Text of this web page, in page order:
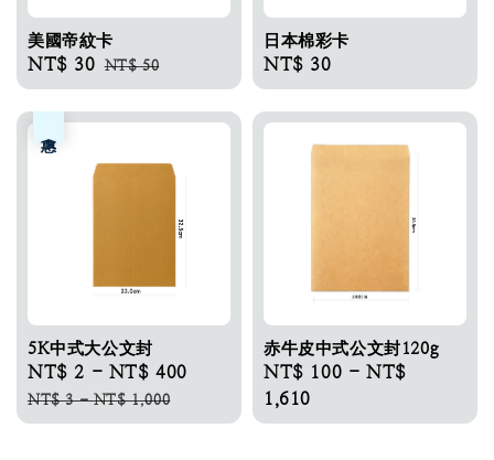
美國帝紋卡​
Sale
price
NT$ 30 Regular
price
NT$ 50
日本棉彩卡​
Regular
price
NT$ 30
5K中式大公文封
Sale
price
NT$ 2 - NT$ 400
NT$ 3-NT$ 1,000
赤牛皮中式公文封120g
Regular
price
NT$ 100 -NT$
1,610